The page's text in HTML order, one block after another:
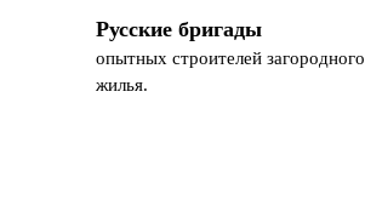
Русские бригады
опытных строителей загородного
жилья.